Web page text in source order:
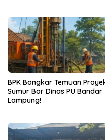
BPK Bongkar Temuan
Sumur Bor Dinas PU Bandar
Lampung!